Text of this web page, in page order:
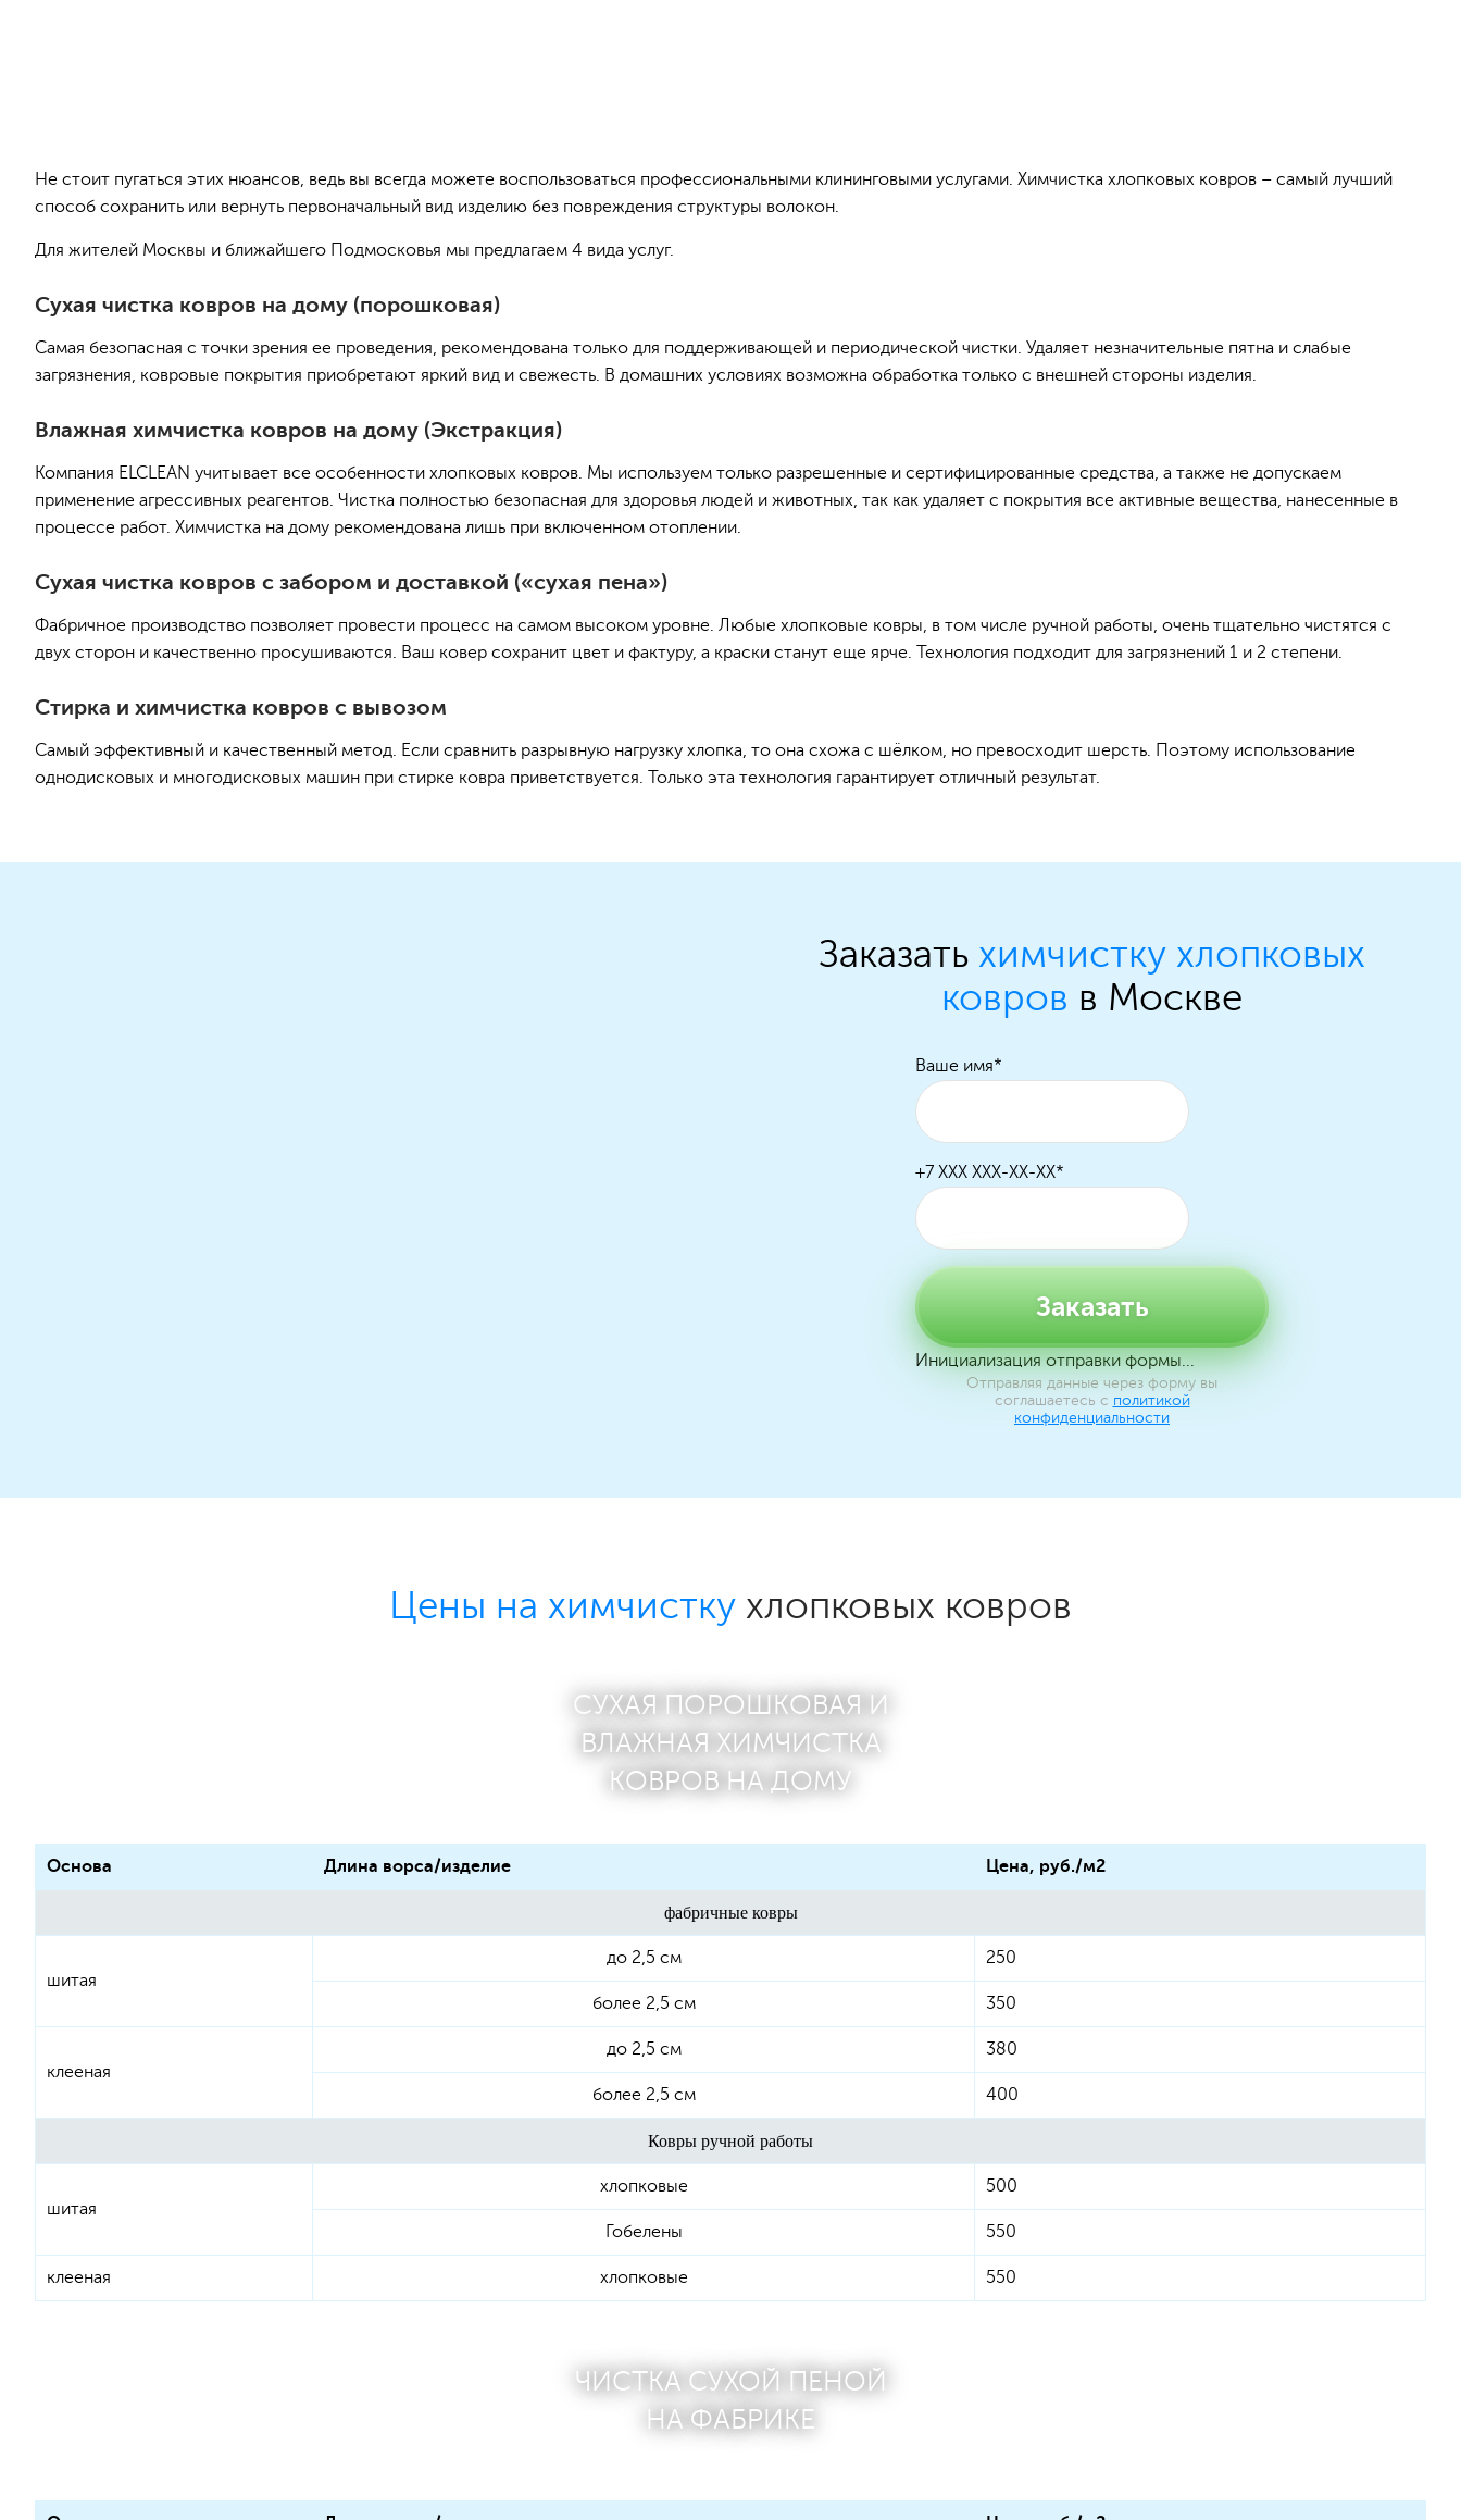
Не стоит пугаться этих нюансов, ведь вы всегда можете воспользоваться профессиональными клининговыми услугами. Химчистка хлопковых ковров – самый лучший
способ сохранить или вернуть первоначальный вид изделию без повреждения структуры волокон.
Для жителей Москвы и ближайшего Подмосковья мы предлагаем 4 вида услуг.
Сухая чистка ковров на дому (порошковая)
Самая безопасная с точки зрения ее проведения, рекомендована только для поддерживающей и периодической чистки. Удаляет незначительные пятна и слабые
загрязнения, ковровые покрытия приобретают яркий вид и свежесть. В домашних условиях возможна обработка только с внешней стороны изделия.
Влажная химчистка ковров на дому (Экстракция)
Компания ELCLEAN учитывает все особенности хлопковых ковров. Мы используем только разрешенные и сертифицированные средства, а также не допускаем
применение агрессивных реагентов. Чистка полностью безопасная для здоровья людей и животных, так как удаляет с покрытия все активные вещества, нанесенные в
процессе работ. Химчистка на дому рекомендована лишь при включенном отоплении.
Сухая чистка ковров с забором и доставкой («сухая пена»)
Фабричное производство позволяет провести процесс на самом высоком уровне. Любые хлопковые ковры, в том числе ручной работы, очень тщательно чистятся с
двух сторон и качественно просушиваются. Ваш ковер сохранит цвет и фактуру, а краски станут еще ярче. Технология подходит для загрязнений 1 и 2 степени.
Стирка и химчистка ковров с вывозом
Самый эффективный и качественный метод. Если сравнить разрывную нагрузку хлопка, то она схожа с шёлком, но превосходит шерсть. Поэтому использование
однодисковых и многодисковых машин при стирке ковра приветствуется. Только эта технология гарантирует отличный результат.
Заказать химчистку хлопковых
ковров в Москве
Ваше имя*
+7 XXX XXX-XX-XX*
Заказать
Инициализация отправки формы...
Отправляя данные через форму вы
соглашаетесь с политикой
конфиденциальности
Цены на химчистку хлопковых ковров
СУХАЯ ПОРОШКОВАЯ И
ВЛАЖНАЯ ХИМЧИСТКА
КОВРОВ НА ДОМУ
Основа Длина ворса/изделие Цена, руб./м2
фабричные ковры
шитая
до 2,5 см 250
более 2,5 см 350
клееная
до 2,5 см 380
более 2,5 см 400
Ковры ручной работы
шитая
хлопковые 500
Гобелены 550
клееная хлопковые 550
ЧИСТКА СУХОЙ ПЕНОЙ
НА ФАБРИКЕ